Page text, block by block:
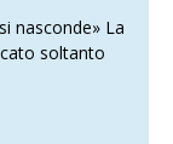
nasconde» La
soltanto